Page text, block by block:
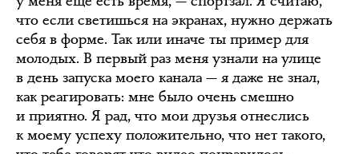
что если светишься на экранах, нужно держать
себя в форме. Так или иначе ты пример для
молодых. В первый раз меня узнали на улице
в день запуска моего канала — я даже не знал,
как реагировать: мне было очень смешно
и приятно. Я рад, что мои друзья отнеслись
к моему успеху положительно, что нет такого,